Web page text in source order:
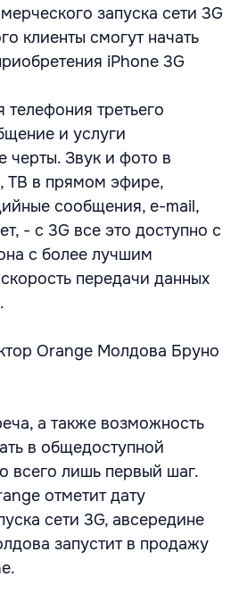
запуска сети 3G
клиенты смогут начать
iPhone 3G
третьего
и услуги
черты. Звук и фото в
ТВ в прямом эфире,
сообщения, e-mail,
- с 3G все это доступно с
с более лучшим
передачи данных
Orange Молдова Бруно
а также возможность
в общедоступной
всего лишь первый шаг.
отметит дату
сети 3G, авсередине
запустит в продажу